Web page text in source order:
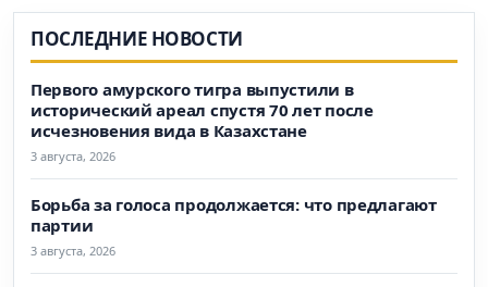
ПОСЛЕДНИЕ НОВОСТИ
Первого амурского тигра выпустили в
исторический ареал спустя 70 лет после
исчезновения вида в Казахстане
3 августа, 2026
Борьба за голоса продолжается: что предлагают
партии
3 августа, 2026